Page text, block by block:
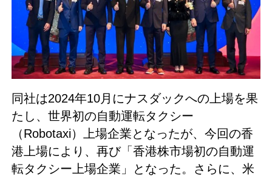
同社は2024年10月にナスダックへの上場を果
たし、世界初の自動運転タクシー
（Robotaxi）上場企業となったが、今回の香
港上場により、再び「香港株市場初の自動運
転タクシー上場企業」となった。さらに、米